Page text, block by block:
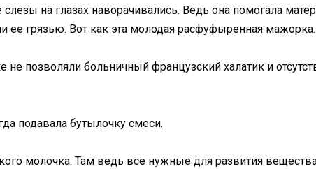
на глазах наворачивались. Ведь она помогала
ее грязью. Вот как эта молодая расфуфыренная мажорка.
позволяли больничный французский халатик и
подавала бутылочку смеси.
молочка. Там ведь все нужные для развития